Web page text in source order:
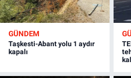
GÜNDEM
Taşkesti-Abant yolu 1 aydır
kapalı